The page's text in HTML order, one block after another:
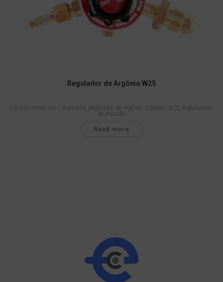
Regulador de Argônio W25
Equipamentos Oxi / Acetileno, Regulador de Argônio Standard W25 , Reguladores
de pressão
Read more